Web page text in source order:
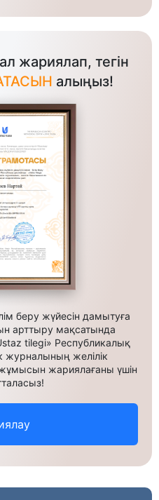
жариялап, тегін
алыңыз!
беру жүйесін дамытуға
арттыру мақсатында
tilegi» Республикалық
журналының желілік
жариялағаны үшін